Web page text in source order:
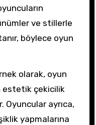
ve stillerle
böylece oyun
olarak, oyun
estetik çekicilik
Oyuncular ayrıca,
yapmalarına